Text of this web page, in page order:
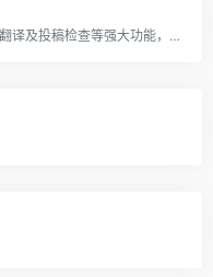
免费英文写作及润色AI工具，兼备翻译及投稿检查等强大功能，大幅节省写作时长